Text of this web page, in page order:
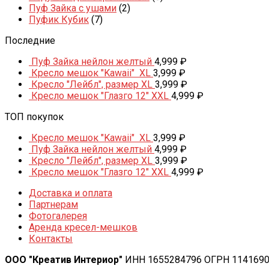
Пуф Зайка с ушами (2)
Пуфик Кубик (7)
Последние
Пуф Зайка нейлон желтый 4,999 ₽
Кресло мешок "Kawaii" XL 3,999 ₽
Кресло "Лейбл", размер XL 3,999 ₽
Кресло мешок "Глазго 12" XXL 4,999 ₽
ТОП покупок
Кресло мешок "Kawaii" XL 3,999 ₽
Пуф Зайка нейлон желтый 4,999 ₽
Кресло "Лейбл", размер XL 3,999 ₽
Кресло мешок "Глазго 12" XXL 4,999 ₽
Доставка и оплата
Партнерам
Фотогалерея
Аренда кресел-мешков
Контакты
ООО "Креатив Интериор" ИНН 1655284796 ОГРН